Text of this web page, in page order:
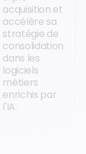
acquisition et
accélère sa
stratégie de
consolidation
dans les
logiciels
métiers
enrichis par
l'IA.